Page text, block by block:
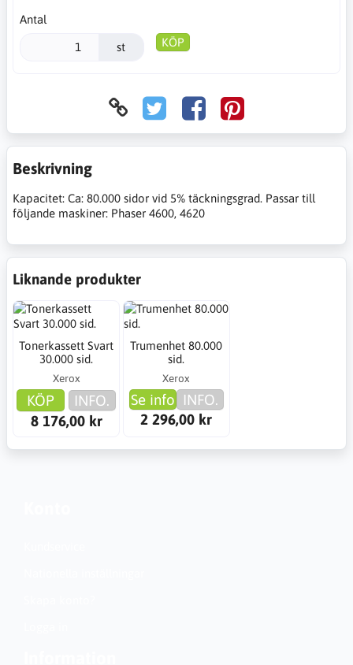
Antal
st KÖP
Beskrivning
Kapacitet: Ca: 80.000 sidor vid 5% täckningsgrad. Passar till
följande maskiner: Phaser 4600, 4620
Liknande produkter
Tonerkassett Svart
30.000 sid.
Xerox
KÖP
INFO.
8 176,00 kr
Trumenhet 80.000
sid.
Xerox
Se info INFO.
2 296,00 kr